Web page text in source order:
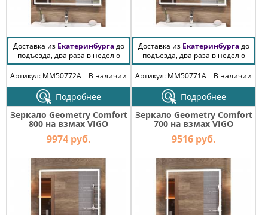
Доставка из Екатеринбургадо
подъезда, два раза в неделю
Артикул: MM50772A
В наличии
Подробнее
Доставка из Екатеринбургадо
подъезда, два раза в неделю
Артикул: MM50771A
В наличии
Подробнее
Зеркало Geometry Comfort
800 на взмах VIGO
9974 руб.
Зеркало Geometry Comfort
700 на взмах VIGO
9516 руб.